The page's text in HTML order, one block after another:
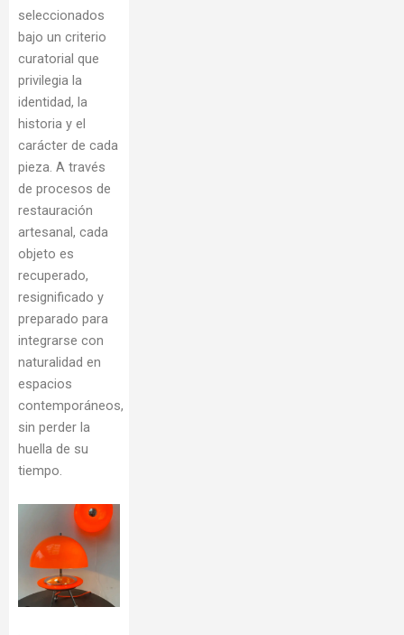
seleccionados
bajo un criterio
curatorial que
privilegia la
identidad, la
historia y el
carácter de cada
pieza. A través
de procesos de
restauración
artesanal, cada
objeto es
recuperado,
resignificado y
preparado para
integrarse con
naturalidad en
espacios
contemporáneos,
sin perder la
huella de su
tiempo.